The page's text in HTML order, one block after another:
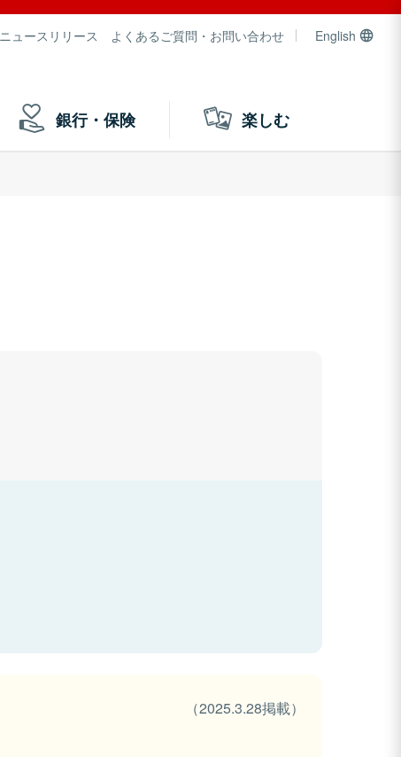
ニュースリリース よくあるご質問・お問い合わせ English
銀行・保険 楽しむ
（2025.3.28掲載）